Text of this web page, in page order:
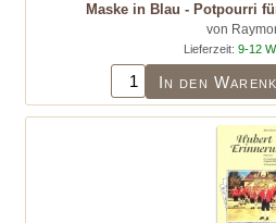
Maske in Blau - Potpourri
von
Lieferzeit: 9-12
In den